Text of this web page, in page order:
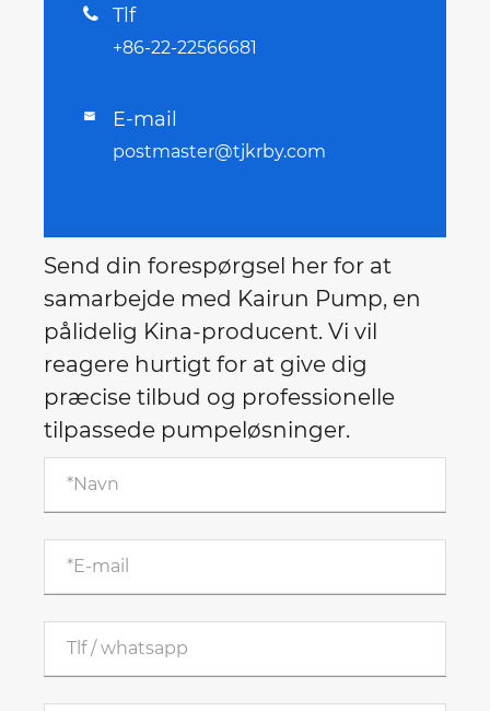
 Tlf
+86-22-22566681
 E-mail
postmaster@tjkrby.com
Send din forespørgsel her for at
samarbejde med Kairun Pump, en
pålidelig Kina-producent. Vi vil
reagere hurtigt for at give dig
præcise tilbud og professionelle
tilpassede pumpeløsninger.